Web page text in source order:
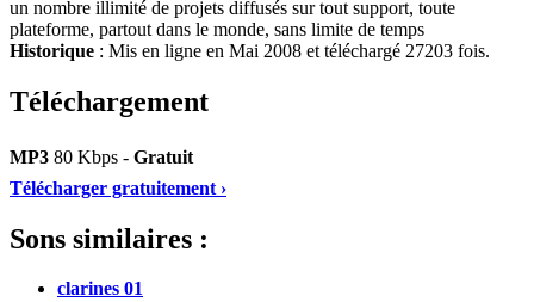
un nombre illimité de projets diffusés sur tout support, toute
plateforme, partout dans le monde, sans limite de temps
Historique : Mis en ligne en Mai 2008 et téléchargé 27203 fois.
Téléchargement
MP3 80 Kbps - Gratuit
Télécharger gratuitement ›
Sons similaires :
clarines 01